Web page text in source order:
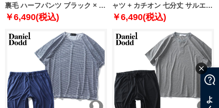
裏毛 ハーフパンツ ブラック × ブ
ラック 1258-0292-2 3L 4L 5L
￥6,490(税込)
ャツ + カチオン 七分丈 サルエル
パンツ ピンク × ブラック杢
￥6,490(税込)